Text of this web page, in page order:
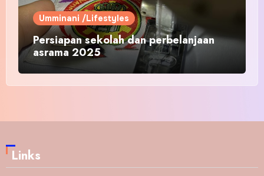
Umminani /Lifestyles
Persiapan sekolah dan perbelanjaan
asrama 2025
Links